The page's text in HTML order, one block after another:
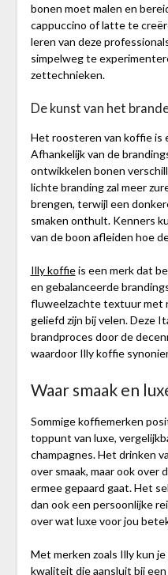
bonen moet malen en
cappuccino of latte te
leren van deze
simpelweg te
zettechnieken.
De kunst van het
Het roosteren van koffie is
Afhankelijk van de
ontwikkelen bonen
lichte branding zal meer
brengen, terwijl een
smaken onthult. Kenners
van de boon afleiden hoe
Illy koffieis een merk dat
en gebalanceerde
fluweelzachte textuur met
geliefd zijn bij velen. Deze
brandproces door de
waardoor Illy koffie
Waar smaak en
Sommige koffiemerken
toppunt van luxe,
champagnes. Het drinken
over smaak, maar ook over
ermee gepaard gaat. Het
dan ook een persoonlijke
over wat luxe voor jou
Met merken zoals Illy kun
kwaliteit die aansluit bij